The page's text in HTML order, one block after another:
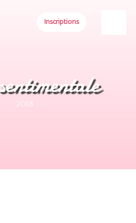
2018
Inscriptions